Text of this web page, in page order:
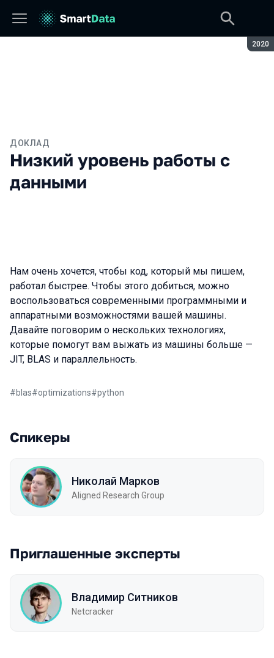
2020
ДОКЛАД
Низкий уровень работы с
данными
Нам очень хочется, чтобы код, который мы пишем,
работал быстрее. Чтобы этого добиться, можно
воспользоваться современными программными и
аппаратными возможностями вашей машины.
Давайте поговорим о нескольких технологиях,
которые помогут вам выжать из машины больше —
JIT, BLAS и параллельность.
#blas#optimizations#python
Спикеры
Николай Марков
Aligned Research Group
Приглашенные эксперты
Владимир Ситников
Netcracker